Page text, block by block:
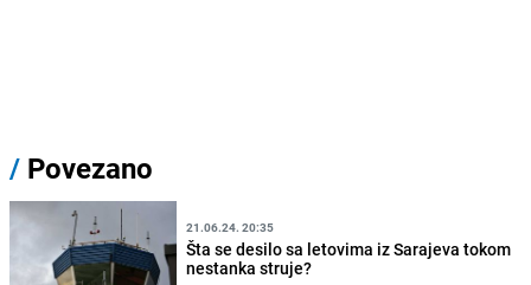
/ Povezano
21.06.24. 20:35
Šta se desilo sa letovima iz Sarajeva tokom
nestanka struje?